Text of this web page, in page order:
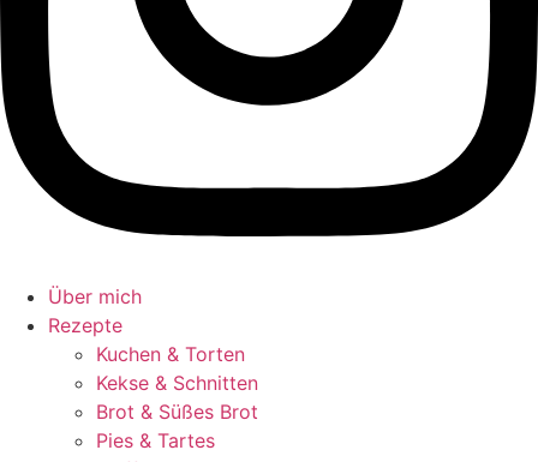
Über mich
Rezepte
Kuchen & Torten
Kekse & Schnitten
Brot & Süßes Brot
Pies & Tartes